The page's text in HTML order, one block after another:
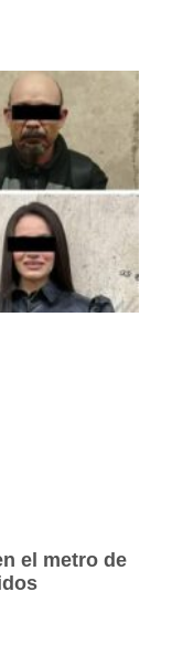
el metro de